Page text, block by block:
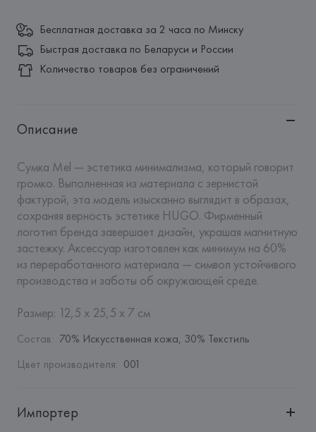
Бесплатная доставка за 2 часа по Минску
Быстрая доставка по Беларуси и России
Количество товаров без ограничений
Описание
Сумка Mel — эстетика минимализма, который говорит
громко. Выполненная из материала с зернистой
фактурой, эта модель изысканно выглядит в образах,
сохраняя верность эстетике HUGO. Фирменный
логотип бренда завершает дизайн, украшая магнитную
застежку. Аксессуар изготовлен как минимум на 60%
из переработанного материала — символ устойчивого
производства и заботы об окружающей среде.
Размер: 12,5 x 25,5 x 7 см
Состав: 70% Искусственная кожа, 30% Текстиль
Цвет производителя: 001
Импортер